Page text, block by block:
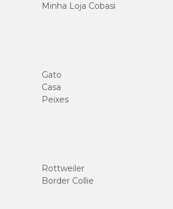
170g - 190g
230g - 245g
Minha Loja Cobasi
Gato
Casa
Peixes
Rottweiler
Border Collie